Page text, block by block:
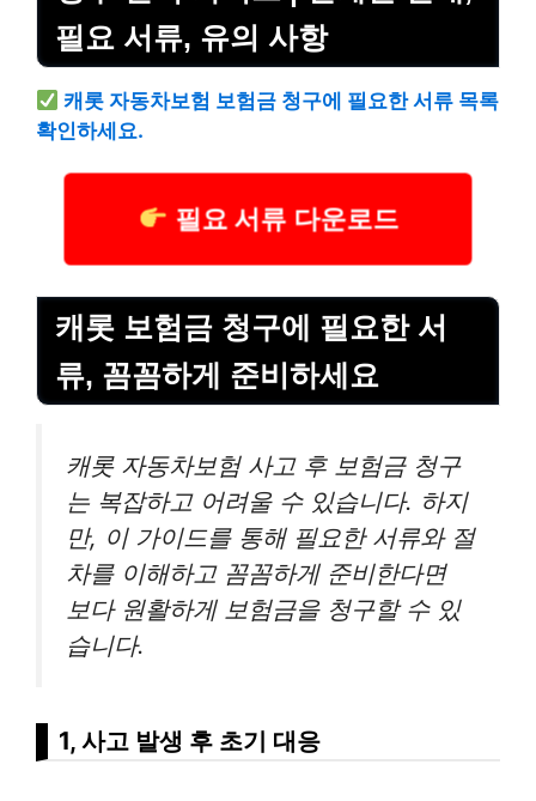
필요 서류, 유의 사항
캐롯 자동차보험 보험금 청구에 필요한 서류 목록
확인하세요.
필요 서류 다운로드
캐롯 보험금 청구에 필요한 서
류, 꼼꼼하게 준비하세요
캐롯 자동차보험 사고 후 보험금 청구
는 복잡하고 어려울 수 있습니다. 하지
만, 이 가이드를 통해 필요한 서류와 절
차를 이해하고 꼼꼼하게 준비한다면
보다 원활하게 보험금을 청구할 수 있
습니다.
1, 사고 발생 후 초기 대응